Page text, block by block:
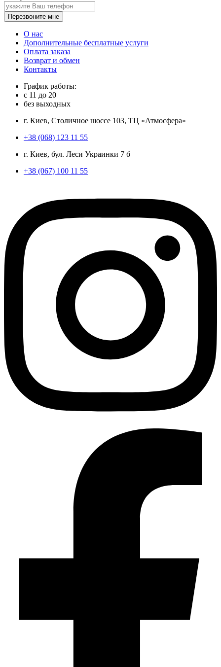
Перезвоните мне
О нас
Дополнительные бесплатные услуги
Оплата заказа
Возврат и обмен
Контакты
График работы:
с 11 до 20
без выходных
г. Киев, Столичное шоссе 103, ТЦ «Атмосфера»
+38 (068) 123 11 55
г. Киев, бул. Леси Украинки 7 б
+38 (067) 100 11 55